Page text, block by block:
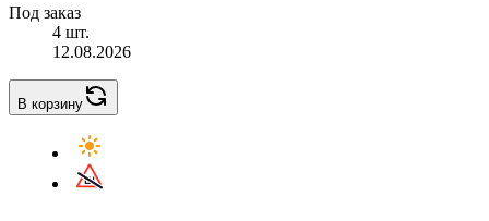
Под заказ
4 шт.
12.08.2026
В корзину